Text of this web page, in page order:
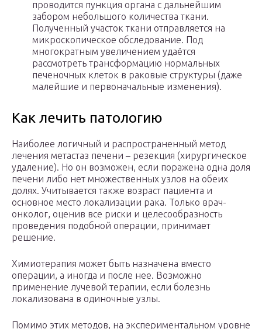
проводится пункция органа с дальнейшим
забором небольшого количества ткани.
Полученный участок ткани отправляется на
микроскопическое обследование. Под
многократным увеличением удаётся
рассмотреть трансформацию нормальных
печеночных клеток в раковые структуры (даже
малейшие и первоначальные изменения).
Как лечить патологию
Наиболее логичный и распространенный метод
лечения метастаз печени – резекция (хирургическое
удаление). Но он возможен, если поражена одна доля
печени либо нет множественных узлов на обеих
долях. Учитывается также возраст пациента и
основное место локализации рака. Только врач-
онколог, оценив все риски и целесообразность
проведения подобной операции, принимает
решение.
Химиотерапия может быть назначена вместо
операции, а иногда и после нее. Возможно
применение лучевой терапии, если болезнь
локализована в одиночные узлы.
Помимо этих методов, на экспериментальном уровне